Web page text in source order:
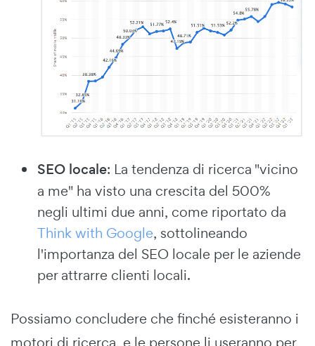
SEO locale: La tendenza di ricerca "vicino
a me" ha visto una crescita del 500%
negli ultimi due anni, come riportato da
Think with Google, sottolineando
l'importanza del SEO locale per le aziende
per attrarre clienti locali.
Possiamo concludere che finché esisteranno i
motori di ricerca, e le persone li useranno per